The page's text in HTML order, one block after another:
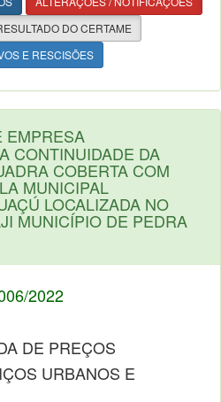
DO CERTAME
E RESCISÕES
EMPRESA
CONTINUIDADE DA
COBERTA COM
MUNICIPAL
LOCALIZADA NO
MUNICÍPIO DE PEDRA
2022
DE PREÇOS
URBANOS E